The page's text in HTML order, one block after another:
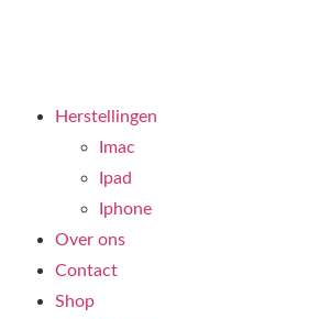
Herstellingen
Imac
Ipad
Iphone
Over ons
Contact
Shop